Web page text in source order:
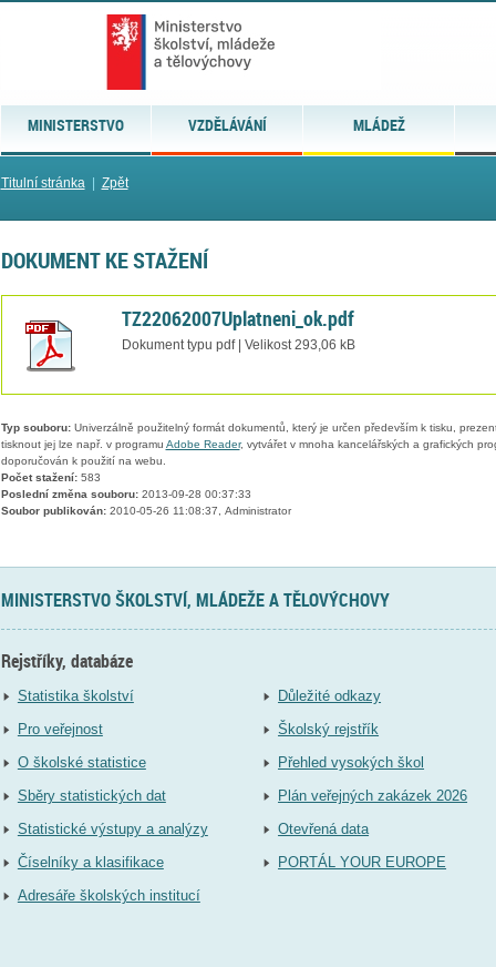
MINISTERSTVO VZDĚLÁVÁNÍ MLÁDEŽ
Titulní stránka| Zpět
DOKUMENT KE STAŽENÍ
TZ22062007Uplatneni_ok.pdf
Dokument typu pdf | Velikost 293,06 kB
Typ souboru:Univerzálně použitelný formát dokumentů, který je určen především k tisku,
tisknout jej lze např. v programu Adobe Reader, vytvářet v mnoha kancelářských a grafických
doporučován k použití na webu.
Počet stažení:583
Poslední změna souboru:2013-09-28 00:37:33
Soubor publikován:2010-05-26 11:08:37, Administrator
MINISTERSTVO ŠKOLSTVÍ, MLÁDEŽE A TĚLOVÝCHOVY
Rejstříky, databáze
Statistika školství
Pro veřejnost
O školské statistice
Sběry statistických dat
Statistické výstupy a analýzy
Číselníky a klasifikace
Adresáře školských institucí
Důležité odkazy
Školský rejstřík
Přehled vysokých škol
Plán veřejných zakázek 2026
Otevřená data
PORTÁL YOUR EUROPE